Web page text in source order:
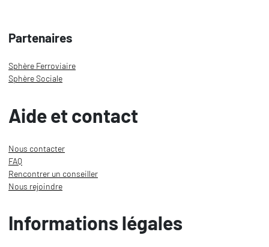
Partenaires
Sphère Ferroviaire
Sphère Sociale
Aide et contact
Nous contacter
FAQ
Rencontrer un conseiller
Nous rejoindre
Informations légales